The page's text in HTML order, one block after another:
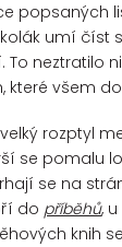
popsaných
umí číst
neztratilo
které všem
rozptyl
se pomalu
se na
do příběhů,
knih